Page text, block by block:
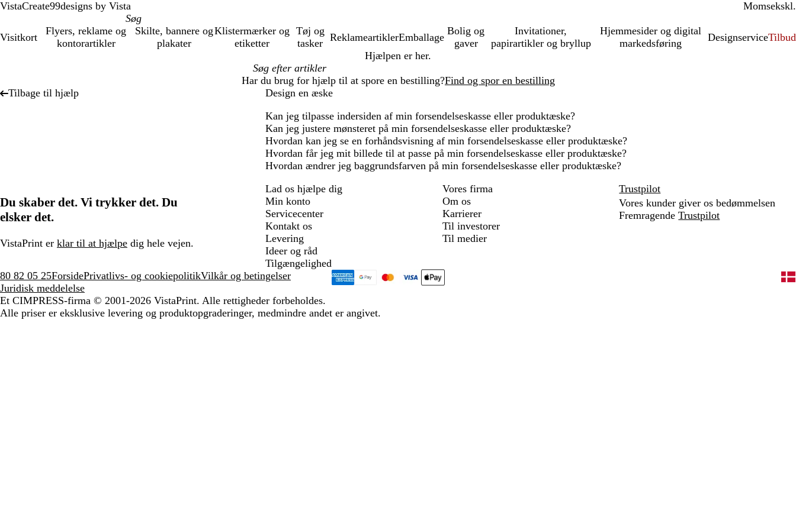
VistaCreate99designs by Vista Momsinkl.
ekskl.
Visitkort
Flyers, reklame og
kontorartikler
Skilte, bannere og
plakater
Klistermærker og
etiketter
Tøj og
tasker
ReklameartiklerEmballage
Bolig og
gaver
Invitationer,
papirartikler og bryllup
Hjemmesider og digital
markedsføring
DesignserviceTilbud
Hjælpen er her.
Har du brug for hjælp til at spore en bestilling?Find og spor en bestilling
Tilbage til hjælp
Design en æske
Kan jeg tilpasse indersiden af min forsendelseskasse eller produktæske?
Kan jeg justere mønsteret på min forsendelseskasse eller produktæske?
Hvordan kan jeg se en forhåndsvisning af min forsendelseskasse eller produktæske?
Hvordan får jeg mit billede til at passe på min forsendelseskasse eller produktæske?
Hvordan ændrer jeg baggrundsfarven på min forsendelseskasse eller produktæske?
Du skaber det. Vi trykker det. Du
elsker det.
VistaPrint er klar til at hjælpe dig hele vejen.
Lad os hjælpe dig
Min konto
Servicecenter
Kontakt os
Levering
Ideer og råd
Tilgængelighed
Vores firma
Om os
Karrierer
Til investorer
Til medier
Trustpilot
Vores kunder giver os bedømmelsen
FremragendeTrustpilot
80 82 05 25ForsidePrivatlivs- og cookiepolitikVilkår og betingelser
Juridisk meddelelse
Et CIMPRESS-firma © 2001-2026 VistaPrint. Alle rettigheder forbeholdes.
Alle priser er eksklusive levering og produktopgraderinger, medmindre andet er angivet.